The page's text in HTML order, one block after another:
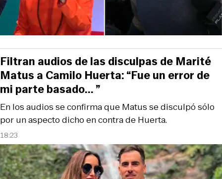
18:23
En los audios se confirma que Matus se disculpó sólo
por un aspecto dicho en contra de Huerta.
Filtran audios de las disculpas de Marité
Matus a Camilo Huerta: “Fue un error de
mi parte basado... ”